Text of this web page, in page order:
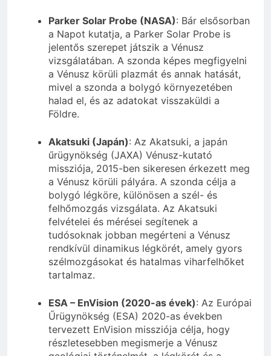
Parker Solar Probe (NASA): Bár elsősorban
a Napot kutatja, a Parker Solar Probe is
jelentős szerepet játszik a Vénusz
vizsgálatában. A szonda képes megfigyelni
a Vénusz körüli plazmát és annak hatását,
mivel a szonda a bolygó környezetében
halad el, és az adatokat visszaküldi a
Földre.
Akatsuki (Japán): Az Akatsuki, a japán
űrügynökség (JAXA) Vénusz-kutató
missziója, 2015-ben sikeresen érkezett meg
a Vénusz körüli pályára. A szonda célja a
bolygó légköre, különösen a szél- és
felhőmozgás vizsgálata. Az Akatsuki
felvételei és mérései segítenek a
tudósoknak jobban megérteni a Vénusz
rendkívül dinamikus légkörét, amely gyors
szélmozgásokat és hatalmas viharfelhőket
tartalmaz.
ESA – EnVision (2020-as évek): Az Európai
Űrügynökség (ESA) 2020-as években
tervezett EnVision missziója célja, hogy
részletesebben megismerje a Vénusz